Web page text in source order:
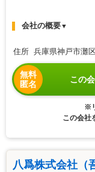
会社の概要▼
住所 兵庫県神戸市灘
無料
匿名
この
※
この会社
八爲株式会社（